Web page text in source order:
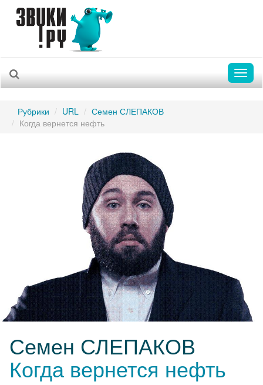
Рубрики URL
Семен СЛЕПАКОВ
Когда вернется нефть
Семен СЛЕПАКОВ
Когда вернется нефть